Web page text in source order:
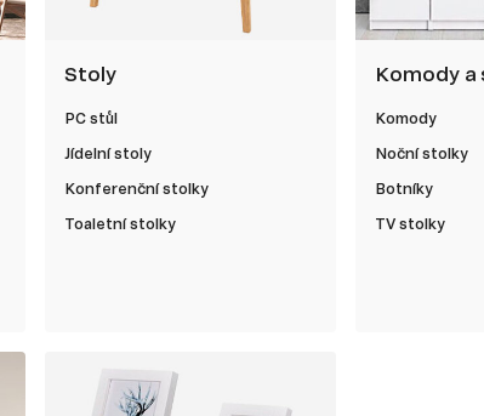
Stoly
PC stůl
Jídelní stoly
Konferenční stolky
Toaletní stolky
Komody a
Komody
Noční stolky
Botníky
TV stolky